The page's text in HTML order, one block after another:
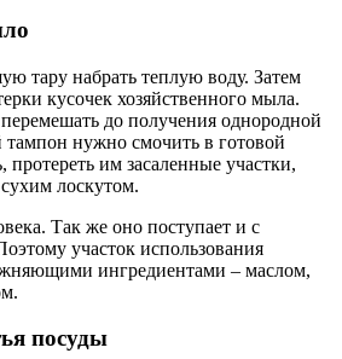
тару набрать теплую воду. Затем
кусочек хозяйственного мыла.
до получения однородной
нужно смочить в готовой
им засаленные участки,
лоскутом.
Так же оно поступает и с
участок использования
ингредиентами – маслом,
посуды